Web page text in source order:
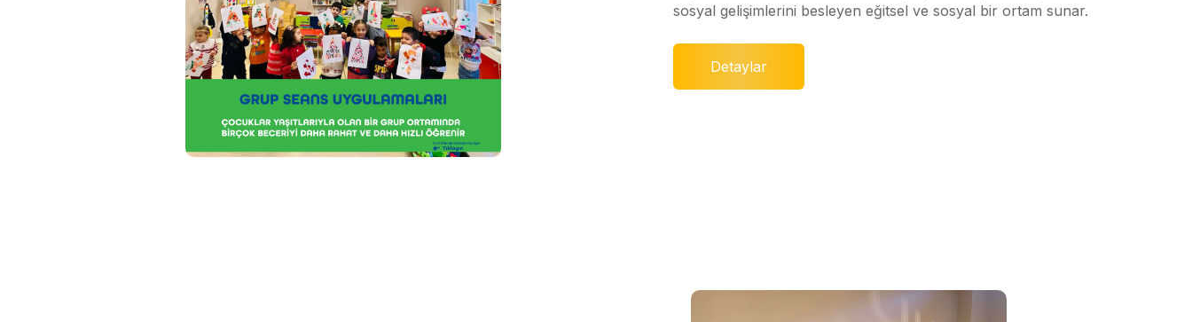
sosyal gelişimlerini besleyen eğitsel ve sosyal bir ortam sunar.
Detaylar